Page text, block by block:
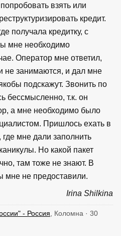
взять или
кредит.
получала кредитку, с
мне необходимо
Оператор мне ответил,
не занимаются, и дал мне
подскажут. Звонить по
бессмысленно, т.к. он
а мне необходимо было
Пришлось ехать в
мне дали заполнить
Но какой пакет
там тоже не знают. В
мне не предоставили.
Irina Shilkina
- Россия , Коломна · 30